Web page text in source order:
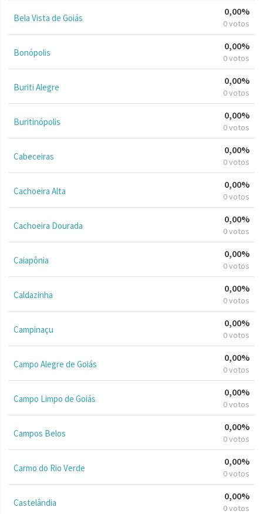
Bela Vista de Goiás
0,00%
0 votos
Bonópolis
0,00%
0 votos
Buriti Alegre
0,00%
0 votos
Buritinópolis
0,00%
0 votos
Cabeceiras
0,00%
0 votos
Cachoeira Alta
0,00%
0 votos
Cachoeira Dourada
0,00%
0 votos
Caiapônia
0,00%
0 votos
Caldazinha
0,00%
0 votos
Campinaçu
0,00%
0 votos
Campo Alegre de Goiás
0,00%
0 votos
Campo Limpo de Goiás
0,00%
0 votos
Campos Belos
0,00%
0 votos
Carmo do Rio Verde
0,00%
0 votos
Castelândia
0,00%
0 votos